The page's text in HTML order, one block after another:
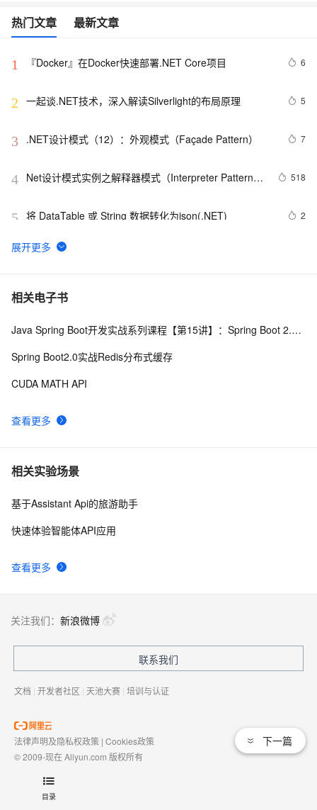
目录
热门文章 最新文章
1 『Docker』在Docker快速部署.NET Core项目 6
2 一起谈.NET技术，深入解读Silverlight的布局原理 5
3 .NET设计模式（12）：外观模式（Façade Pattern） 7
4 Net设计模式实例之解释器模式（Interpreter Pattern）
518
5 将 DataTable 或 String 数据转化为json(.NET) 2
6 .NET数据库编程求索之路--11.一些思考
7 Net设计模式实例之适配器模式（Adapter Pattern）
8 .NET深入解析LINQ框架（三：LINQ优雅的前奏）
相关电子书
查看更多
Java Spring Boot开发实战系列课程【第15讲】：Spring Boot 2.0 API与Spring REST Docs实战
Spring Boot2.0实战Redis分布式缓存
CUDA MATH API
相关实验场景
查看更多
基于Assistant Api的旅游助手
快速体验智能体API应用
下一篇
关注我们： 新浪微博
联系我们
文档 | 开发者社区 | 天池大赛 | 培训与认证
法律声明及隐私权政策 | Cookies政策
© 2009-现在 Aliyun.com 版权所有
域名注册服务机构许可：